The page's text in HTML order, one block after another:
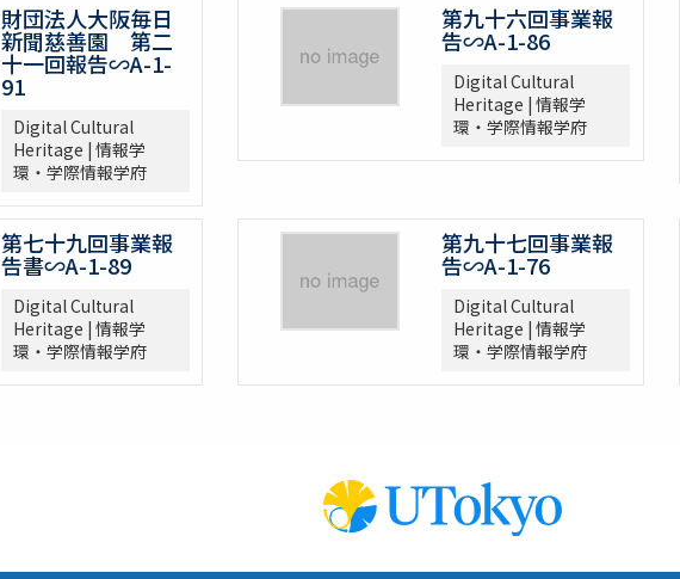
財団法人大阪毎日
新聞慈善園 第二
十一回報告∽A-1-
91
Digital Cultural
Heritage | 情報学
環・学際情報学府
第九十六回事業報
告∽A-1-86
Digital Cultural
Heritage | 情報学
環・学際情報学府
第七十九回事業報
告書∽A-1-89
Digital Cultural
Heritage | 情報学
環・学際情報学府
第九十七回事業報
告∽A-1-76
Digital Cultural
Heritage | 情報学
環・学際情報学府